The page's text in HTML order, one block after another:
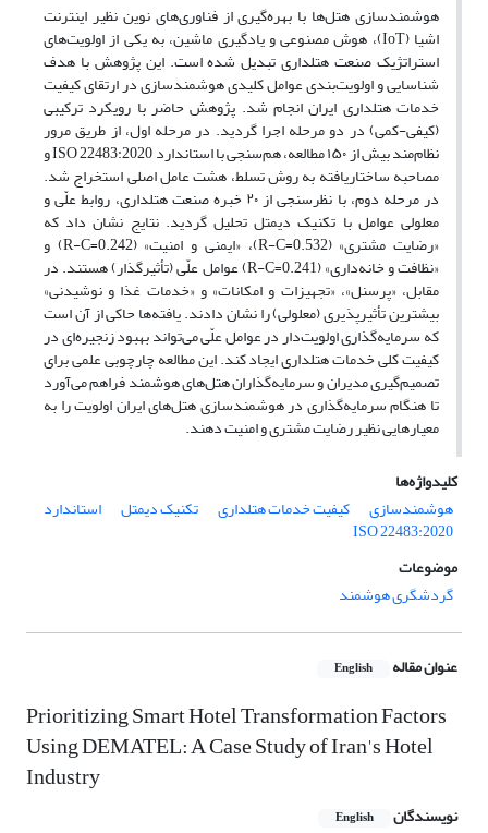
هوشمندسازی هتل‌ها با بهره‌گیری از فناوری‌های نوین نظیر اینترنت
اشیا (IoT)، هوش مصنوعی و یادگیری ماشین، به یکی از اولویت‌های
استراتژیک صنعت هتلداری تبدیل شده است. این پژوهش با هدف
شناسایی و اولویت‌بندی عوامل کلیدی هوشمندسازی در ارتقای کیفیت
خدمات هتلداری ایران انجام شد. پژوهش حاضر با رویکرد ترکیبی
(کیفی-کمی) در دو مرحله اجرا گردید. در مرحله اول، از طریق مرور
نظام‌مند بیش از ۱۵۰ مطالعه، هم‌سنجی با استاندارد ISO 22483:2020 و
مصاحبه ساختاریافته به روش تسلط، هشت عامل اصلی استخراج شد.
در مرحله دوم، با نظرسنجی از ۲۰ خبره صنعت هتلداری، روابط علّی و
معلولی عوامل با تکنیک دیمتل تحلیل گردید. نتایج نشان داد که
«رضایت مشتری» (R-C=0.532)، «ایمنی و امنیت» (R-C=0.242) و
«نظافت و خانه‌داری» (R-C=0.241) عوامل علّی (تأثیرگذار) هستند. در
مقابل، «پرسنل»، «تجهیزات و امکانات» و «خدمات غذا و نوشیدنی»
بیشترین تأثیرپذیری (معلولی) را نشان دادند. یافته‌ها حاکی از آن است
که سرمایه‌گذاری اولویت‌دار در عوامل علّی می‌تواند بهبود زنجیره‌ای در
کیفیت کلی خدمات هتلداری ایجاد کند. این مطالعه چارچوبی علمی برای
تصمیم‌گیری مدیران و سرمایه‌گذاران هتل‌های هوشمند فراهم می‌آورد
تا هنگام سرمایه‌گذاری در هوشمندسازی هتل‌های ایران اولویت را به
معیارهایی نظیر رضایت مشتری و امنیت دهند.
کلیدواژه‌ها
هوشمندسازی
کیفیت خدمات هتلداری تکنیک دیمتل استاندارد
ISO 22483:2020
موضوعات
گردشگری هوشمند
عنوان مقاله English
Prioritizing Smart Hotel Transformation Factors
Using DEMATEL: A Case Study of Iran's Hotel
Industry
نویسندگان English